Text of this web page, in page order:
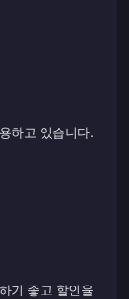
하고 있습니다.
기 좋고 할인율